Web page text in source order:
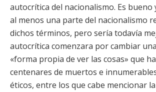
autocrítica del nacionalismo. Es
al menos una parte del nacionalismo
dichos términos, pero sería todavía
autocrítica comenzara por cambiar
«forma propia de ver las cosas» que
centenares de muertos e
éticos, entre los que cabe mencionar la